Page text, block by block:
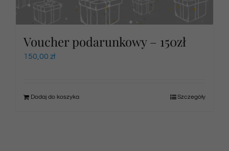
Voucher podarunkowy – 150zł
150,00 zł
Dodaj do koszyka Szczegóły